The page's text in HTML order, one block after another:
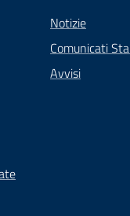
Notizie
Comunicati
Avvisi